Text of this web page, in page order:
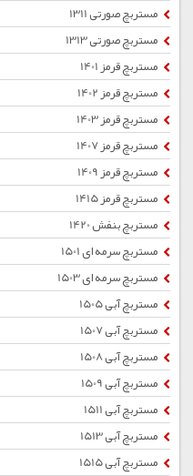
مستربچ صورتی 1311
مستربچ صورتی 1313
مستربچ قرمز 1401
مستربچ قرمز 1402
مستربچ قرمز 1403
مستربچ قرمز 1407
مستربچ قرمز 1409
مستربچ قرمز 1415
مستربچ بنفش 1420
مستربچ سرمه ای 1501
مستربچ سرمه ای 1503
مستربچ آبی 1505
مستربچ آبی 1507
مستربچ آبی 1508
مستربچ آبی 1509
مستربچ آبی 1511
مستربچ آبی 1513
مستربچ آبی 1515